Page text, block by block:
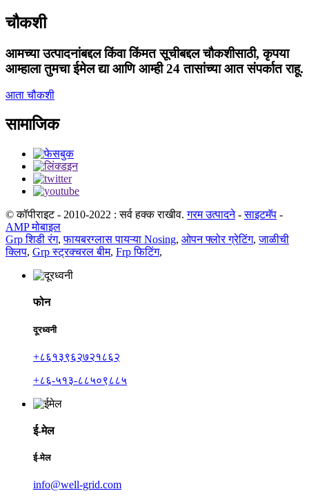
चौकशी
आमच्या उत्पादनांबद्दल किंवा किंमत सूचीबद्दल चौकशीसाठी, कृपया
आम्हाला तुमचा ईमेल द्या आणि आम्ही 24 तासांच्या आत संपर्कात राहू.
आता चौकशी
सामाजिक
© कॉपीराइट - 2010-2022 : सर्व हक्क राखीव. गरम उत्पादने-साइटमॅप -
AMP मोबाइल
Grp शिडी रंग,फायबरग्लास पायऱ्या Nosing, ओपन फ्लोर ग्रेटिंग,जाळीची
क्लिप, Grp स्ट्रक्चरल बीम, Frp फिटिंग,
फोन
दूरध्वनी
+८६१३९६२७२१८६२
+८६-५१३-८८५०९८८५
ई-मेल
ई-मेल
info@well-grid.com